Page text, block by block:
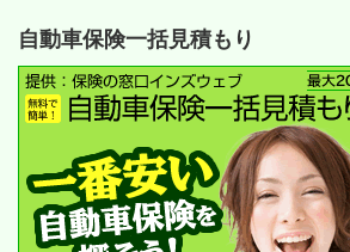
自動車保険一括見積もり